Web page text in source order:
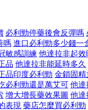
必利勁停藥後會反彈嗎
嗎 進口必利勁多少錢一
敏感訓練 他達拉非起效
品 他達拉非能延時多久
品印度必利勁 金鎖固精
必利勁還是萬艾可 他達
增大增長藥效果圖 他達
表現 藥店怎麼買必利勁